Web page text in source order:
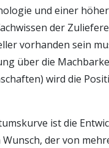
und einer
der
vorhanden sein
über die
wird die
ist die
der von